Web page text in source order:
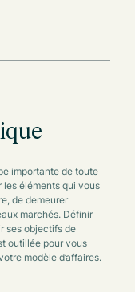
importante de toute
les éléments qui vous
de demeurer
marchés. Définir
ses objectifs de
outillée pour vous
modèle d’affaires.